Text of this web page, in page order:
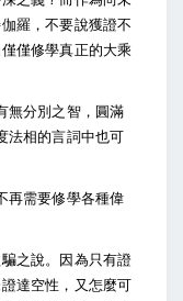
羅，不要說獲證不
僅修學真正的大乘
無分別之智，圓滿
法相的言詞中也可
再需要修學各種偉
之說。因為只有證
達空性，又怎麼可